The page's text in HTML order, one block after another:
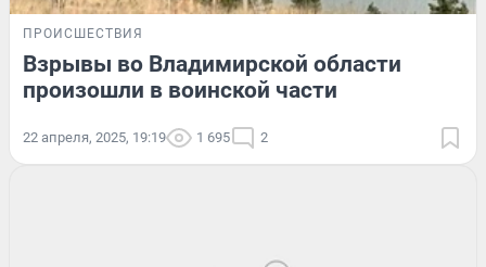
ПРОИСШЕСТВИЯ
Взрывы во Владимирской области
произошли в воинской части
22 апреля, 2025, 19:19 1 695 2